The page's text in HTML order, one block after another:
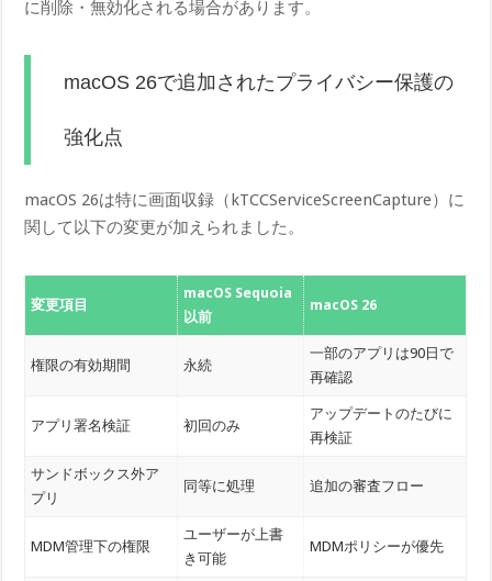
に削除・無効化される場合があります。
macOS 26で追加されたプライバシー保護の
強化点
macOS 26は特に画面収録（kTCCServiceScreenCapture）に
関して以下の変更が加えられました。
変更項目
macOS Sequoia
以前
macOS 26
権限の有効期間 永続
一部のアプリは90日で
再確認
アプリ署名検証 初回のみ
アップデートのたびに
再検証
サンドボックス外ア
プリ
同等に処理 追加の審査フロー
MDM管理下の権限
ユーザーが上書
き可能
MDMポリシーが優先